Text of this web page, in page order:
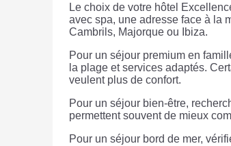
Le choix de votre hôtel
avec spa, une adresse face à la
Cambrils, Majorque ou Ibiza.
Pour un séjour premium en
la plage et services adaptés.
veulent plus de confort.
Pour un séjour bien-être,
permettent souvent de mieux
Pour un séjour bord de mer,